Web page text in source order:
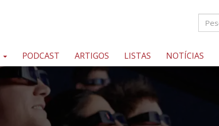
PODCAST ARTIGOS LISTAS NOTÍCIAS